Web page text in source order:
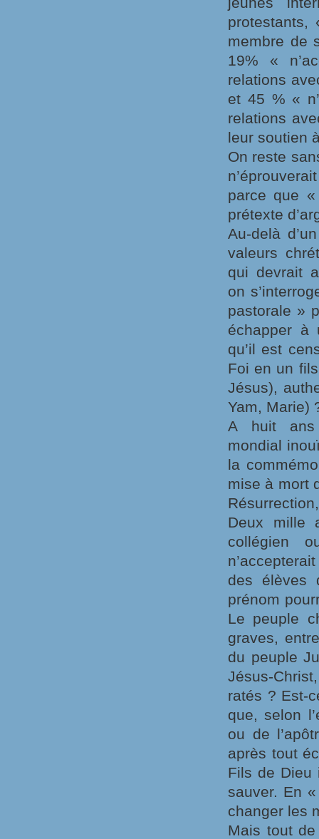
protestants,
membre de
19% «
relations
et 45 % «
relations
leur soutien
On reste
parce que
prétexte
Au-delà
valeurs
qui devrait
on
pastorale »
échapper à
qu’il est
Foi en un
Jésus),
Yam, Marie)
A huit ans
mondial
la
mise à mort
Deux mille
collégien
des élèves
prénom
Le peuple
graves,
du peuple
Jésus-
ratés ? Est-
que, selon
ou de
après tout
Fils de Dieu
sauver. En
changer les
Mais tout